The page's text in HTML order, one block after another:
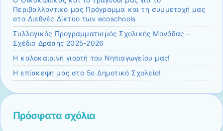
Περιβαλλοντικό μας Πρόγραμμα και τη συμμετοχή μας
στο Διεθνές Δίκτυο των ecoschools
Συλλογικός Προγραμματισμός Σχολικής Μονάδας –
Σχέδιο Δράσης 2025-2026
Η καλοκαιρινή γιορτή του Νηπιαγωγείου μας!
Η επίσκεψη μας στο 5ο Δημοτικό Σχολείο!
Πρόσφατα σχόλια